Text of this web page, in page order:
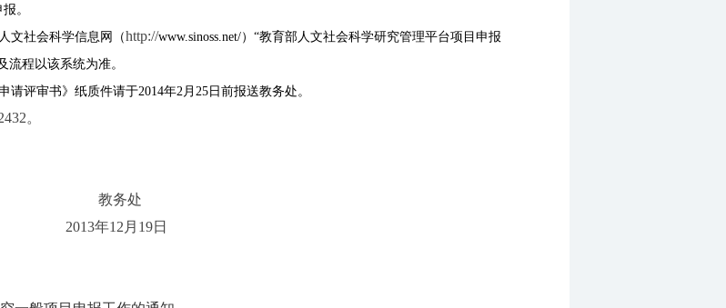
。
文社会科学信息网（http://www.sinoss.net/）“教育部人文社会科学研究管理平台项目申报
流程以该系统为准。
评审书》纸质件请于2014年2月25日前报送教务处。
。
教务处
2013年12月19日